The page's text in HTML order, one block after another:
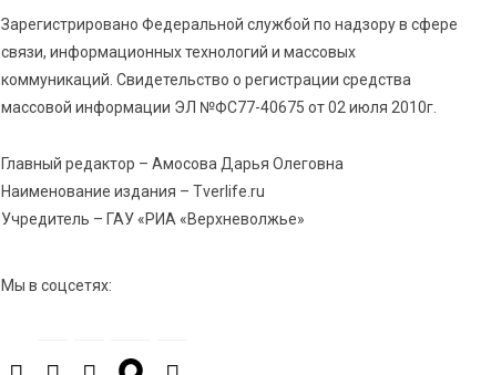
Голубев проверил школы и детсады Зубцова к 1
сентября
6 Авг 2026 15:01 239
Владимира Васильева о героях СВО проходит в РГБ
6 Авг 2026 14:55 239
6 Авг 2026 14:01
Зарегистрировано Федеральной службой по надзору в сфере
связи, информационных технологий и массовых
коммуникаций. Свидетельство о регистрации средства
массовой информации ЭЛ №ФС77-40675 от 02 июля 2010г.
Главный редактор – Амосова Дарья Олеговна
Наименование издания – Tverlife.ru
Учредитель – ГАУ «РИА «Верхневолжье»
Мы в соцсетях: